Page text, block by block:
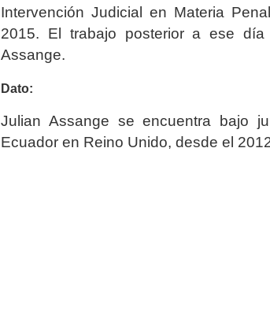
Intervención Judicial en Materia
2015. El trabajo posterior a ese
Assange.
Dato:
Julian Assange se encuentra bajo
Ecuador en Reino Unido, desde el